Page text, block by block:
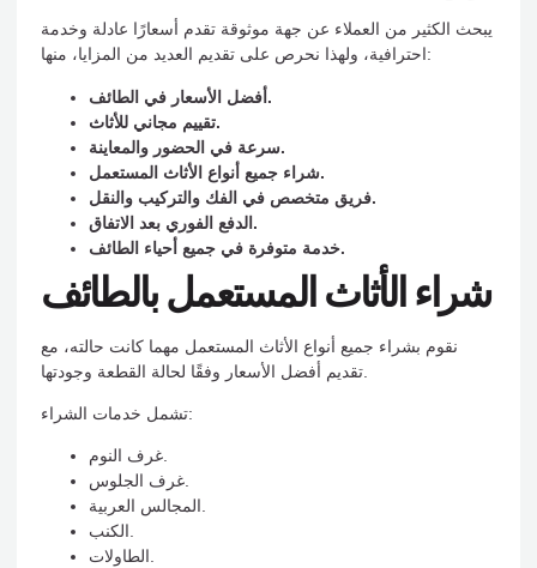
يبحث الكثير من العملاء عن جهة موثوقة تقدم أسعارًا عادلة وخدمة
احترافية، ولهذا نحرص على تقديم العديد من المزايا، منها:
أفضل الأسعار في الطائف.
تقييم مجاني للأثاث.
سرعة في الحضور والمعاينة.
شراء جميع أنواع الأثاث المستعمل.
فريق متخصص في الفك والتركيب والنقل.
الدفع الفوري بعد الاتفاق.
خدمة متوفرة في جميع أحياء الطائف.
شراء الأثاث المستعمل بالطائف
نقوم بشراء جميع أنواع الأثاث المستعمل مهما كانت حالته، مع
تشمل خدمات الشراء:
غرف النوم.
غرف الجلوس.
المجالس العربية.
الكنب.
الطاولات.